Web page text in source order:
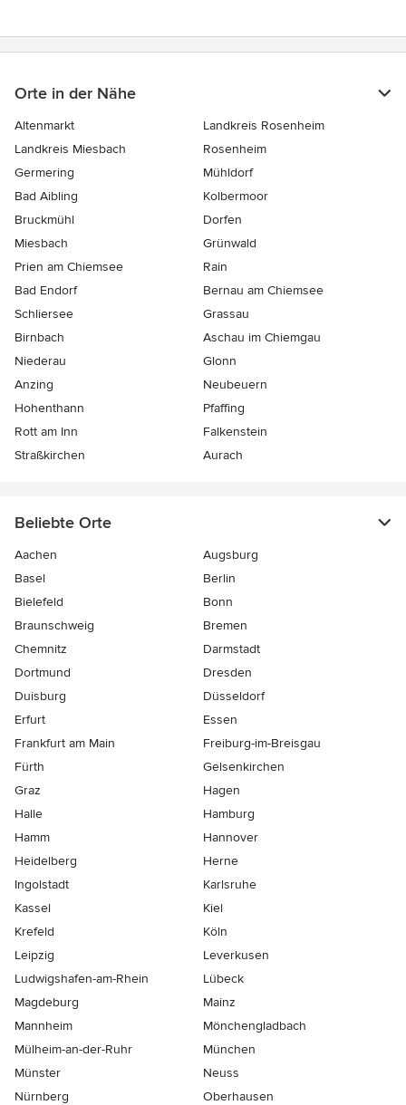
Orte in der Nähe
Altenmarkt
Landkreis Rosenheim
Landkreis Miesbach
Rosenheim
Germering
Mühldorf
Bad Aibling
Kolbermoor
Bruckmühl
Dorfen
Miesbach
Grünwald
Prien am Chiemsee
Rain
Bad Endorf
Bernau am Chiemsee
Schliersee
Grassau
Birnbach
Aschau im Chiemgau
Niederau
Glonn
Anzing
Neubeuern
Hohenthann
Pfaffing
Rott am Inn
Falkenstein
Straßkirchen
Aurach
Beliebte Orte
Aachen
Augsburg
Basel
Berlin
Bielefeld
Bonn
Braunschweig
Bremen
Chemnitz
Darmstadt
Dortmund
Dresden
Duisburg
Düsseldorf
Erfurt
Essen
Frankfurt am Main
Freiburg-im-Breisgau
Fürth
Gelsenkirchen
Graz
Hagen
Halle
Hamburg
Hamm
Hannover
Heidelberg
Herne
Ingolstadt
Karlsruhe
Kassel
Kiel
Krefeld
Köln
Leipzig
Leverkusen
Ludwigshafen-am-Rhein
Lübeck
Magdeburg
Mainz
Mannheim
Mönchen­gladbach
Mülheim-an-der-Ruhr
München
Münster
Neuss
Nürnberg
Oberhausen